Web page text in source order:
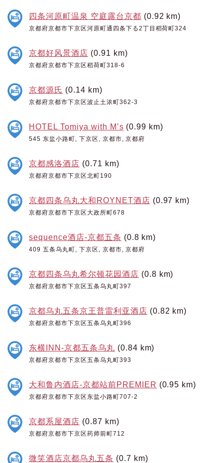
四条河原町温泉 空庭露台京都 (0.92 km)
京都府京都市下京区河原町通四条下る2丁目稻荷町324
京都好风景酒店 (0.91 km)
京都府京都市下京区稻荷町318-6
京都源氏 (0.14 km)
京都府京都市下京区波止土浓町362-3
HOTEL Tomiya with M’s (0.99 km)
545 东盐小路町, 下京区, 京都市, 京都府
京都感洛酒店 (0.71 km)
京都府京都市下京区北町190
京都四条乌丸大和ROYNET酒店 (0.97 km)
京都府京都市下京区大政所町678
sequence酒店-京都五条 (0.8 km)
409 五条乌丸町, 下京区, 京都市, 京都府
京都四条乌丸希尔顿花园酒店 (0.8 km)
京都府京都市下京区五条乌丸町397
京都乌丸五条京王普雷利亚酒店 (0.82 km)
京都府京都市下京区五条乌丸町396
东横INN-京都五条乌丸 (0.84 km)
京都府京都市下京区五条乌丸町393
大和鲁内酒店-京都站前PREMIER (0.95 km)
京都府京都市下京区东盐小路町707-2
京都系屋酒店 (0.87 km)
京都府京都市下京区药师前町712
微笑酒店京都乌丸五条 (0.7 km)